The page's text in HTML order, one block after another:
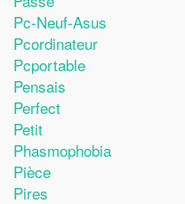
Pc-Neuf-Asus
Pcordinateur
Pcportable
Pensais
Perfect
Petit
Phasmophobia
Pièce
Pires